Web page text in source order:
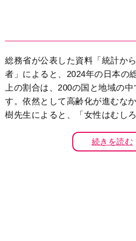
総務省が公表した資料「統計か
者」によると、2024年の日本の
上の割合は、200の国と地域の
す。依然として高齢化が進むな
樹先生によると、「女性はむし
続きを読む